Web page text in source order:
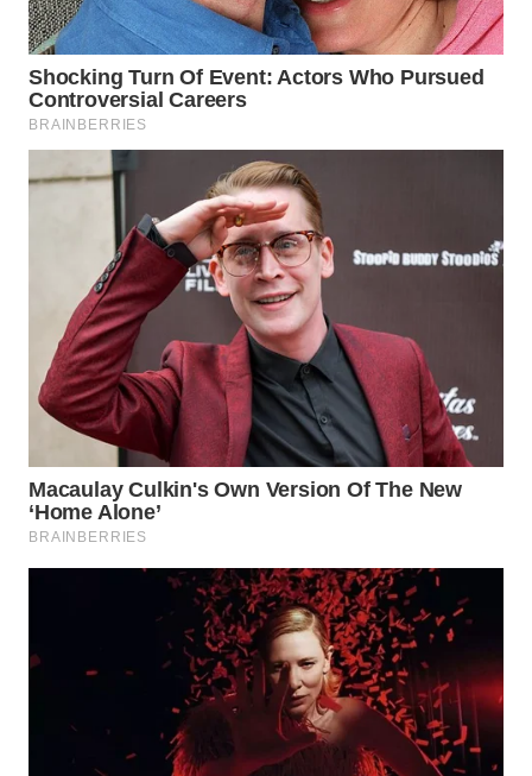
WN
TAPANULI
SELATAN
WN
TANJUNG
LESUNG
WN
SIMALUNGUN
WN
LABUHANBATU
WN
TAPANULI
TENGAH
TINGGI